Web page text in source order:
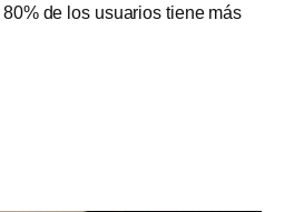
de los usuarios tiene más